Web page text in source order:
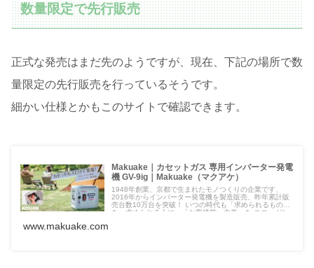
数量限定で先行販売
正式な発売はまだ先のようですが、現在、下記の場所で数
量限定の先行販売を行っているそうです。
細かい仕様とかもこのサイトで確認できます。
Makuake｜カセットガス 専用インバーター発電
機 GV-9ig｜Makuake（マクアケ）
1948年創業、京都で生まれたモノつくりの企業です、
2016年からインバーター発電機を製造販売、昨年累計販
売台数10万台を突破！ いつの時代も「求められるもの
を、求められる人に」「お客様第一主義」を スローガン
www.makuake.com